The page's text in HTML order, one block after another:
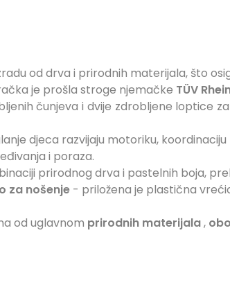
od drva i prirodnih materijala, što
je prošla stroge njemačke TÜV
čunjeva i dvije zdrobljene loptice
djeca razvijaju motoriku,
i poraza.
prirodnog drva i pastelnih boja,
za nošenje - priložena je plastična
od uglavnom prirodnih materijala,